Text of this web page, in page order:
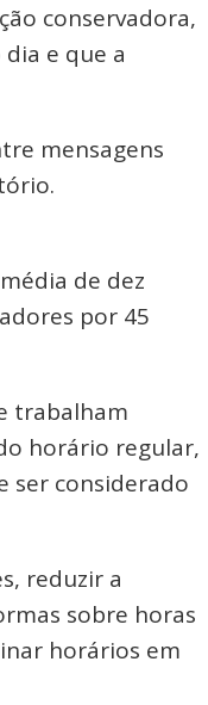
conservadora,
e que a
mensagens
de dez
por 45
trabalham
horário regular,
ser considerado
reduzir a
sobre horas
horários em